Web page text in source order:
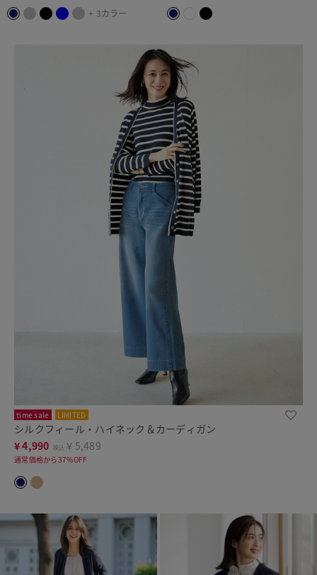
+ 3カラー
time sale LIMITED
シルクフィール・ハイネック＆カーディガン
¥4,990 税込 ￥5,489
通常価格から37%OFF